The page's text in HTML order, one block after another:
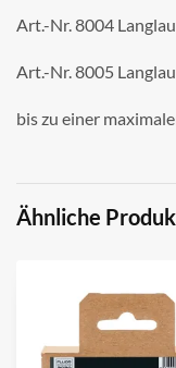
Art.-Nr. 8004
Art.-Nr. 8005
bis zu einer
Ähnliche